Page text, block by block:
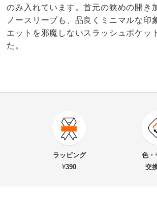
のみ入れています。首元の狭めの開き
ノースリーブも、品良くミニマルな印
エットを邪魔しないスラッシュポケッ
た。
900-PC70-72
イタリア素材 ボタニカル ジャカー
ラッピング
¥390
色・
交